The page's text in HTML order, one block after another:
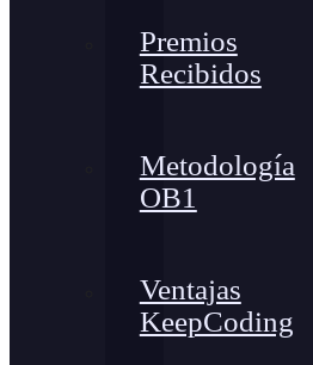
Premios
Recibidos
Metodología
OB1
Ventajas
KeepCoding